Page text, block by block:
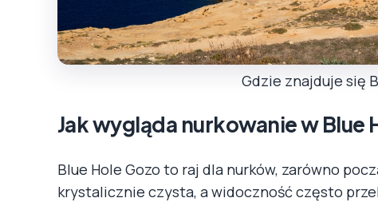
Gdzie znajduje się
Jak wygląda nurkowanie w Blue
Blue Hole Gozo to raj dla nurków, zarówno
krystalicznie czysta, a widoczność często